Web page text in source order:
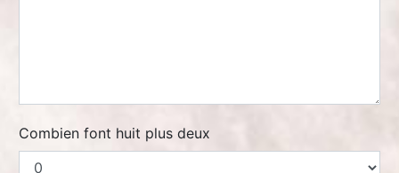
Combien font huit plus deux